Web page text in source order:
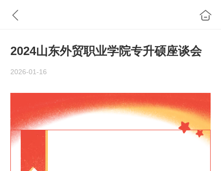
2024山东外贸职业学院专升硕座谈会
2026-01-16